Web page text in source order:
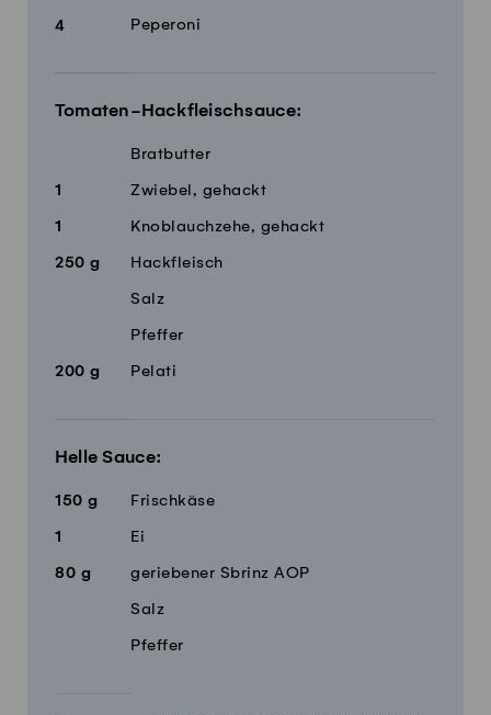
4 Peperoni
Tomaten-Hackfleischsauce:
Bratbutter
1 Zwiebel, gehackt
1 Knoblauchzehe, gehackt
250 g Hackfleisch
Salz
Pfeffer
200 g Pelati
Helle Sauce:
150 g Frischkäse
1 Ei
80 g geriebener Sbrinz AOP
Salz
Pfeffer